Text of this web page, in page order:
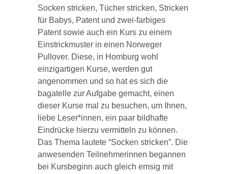
Socken stricken, Tücher stricken, Stricken
für Babys, Patent und zwei-farbiges
Patent sowie auch ein Kurs zu einem
Einstrickmuster in einen Norweger
Pullover. Diese, in Homburg wohl
einzigartigen Kurse, werden gut
angenommen und so hat es sich die
bagatelle zur Aufgabe gemacht, einen
dieser Kurse mal zu besuchen, um Ihnen,
liebe Leser*innen, ein paar bildhafte
Eindrücke hierzu vermitteln zu können.
Das Thema lautete “Socken stricken”. Die
anwesenden Teilnehmerinnen begannen
bei Kursbeginn auch gleich emsig mit